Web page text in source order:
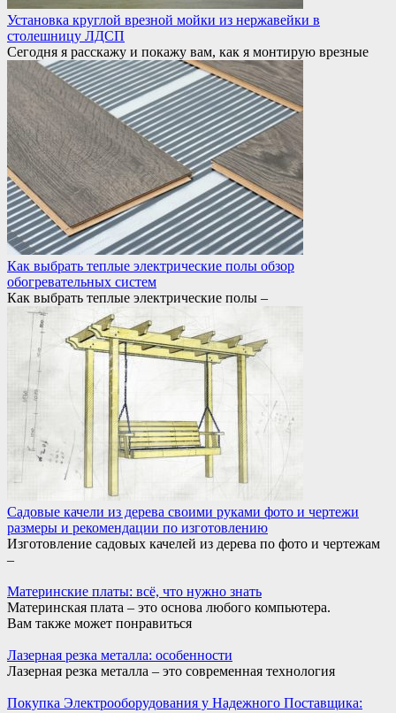
Установка круглой врезной мойки из нержавейки в
столешницу ЛДСП
Сегодня я расскажу и покажу вам, как я монтирую врезные
Как выбрать теплые электрические полы обзор
обогревательных систем
Как выбрать теплые электрические полы –
Садовые качели из дерева своими руками фото и чертежи
размеры и рекомендации по изготовлению
Изготовление садовых качелей из дерева по фото и чертежам
–
Материнские платы: всё, что нужно знать
Материнская плата – это основа любого компьютера.
Вам также может понравиться
Лазерная резка металла: особенности
Лазерная резка металла – это современная технология
Покупка Электрооборудования у Надежного Поставщика: